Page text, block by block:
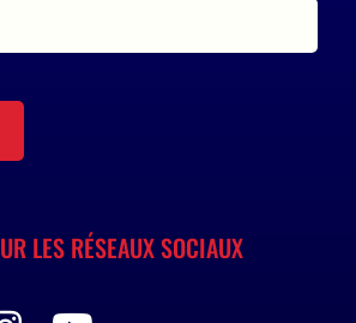
LES RÉSEAUX SOCIAUX